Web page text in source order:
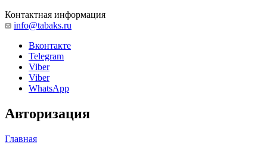
Контактная информация
info@tabaks.ru
Вконтакте
Telegram
Viber
Viber
WhatsApp
Авторизация
Главная